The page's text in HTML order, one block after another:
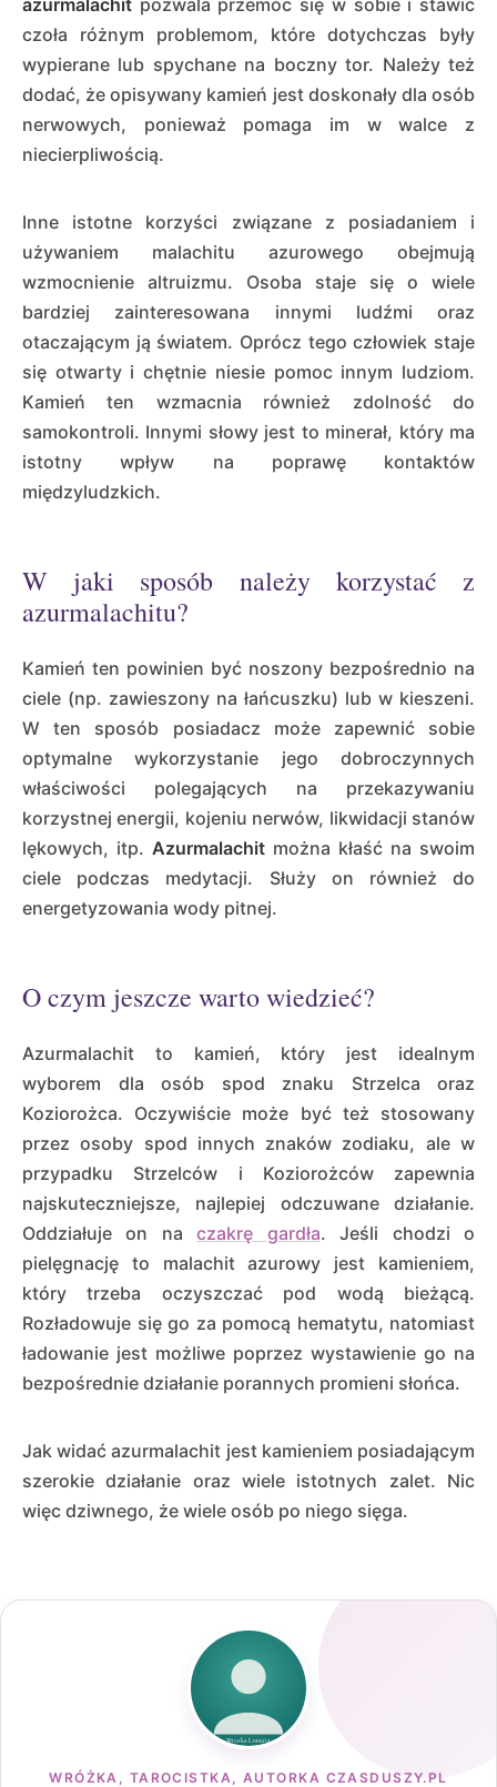
czoła różnym problemom, które dotychczas były
wypierane lub spychane na boczny tor. Należy też
dodać, że opisywany kamień jest doskonały dla osób
nerwowych, ponieważ pomaga im w walce z
niecierpliwością.
Inne istotne korzyści związane z posiadaniem i
używaniem malachitu azurowego obejmują
wzmocnienie altruizmu. Osoba staje się o wiele
bardziej zainteresowana innymi ludźmi oraz
otaczającym ją światem. Oprócz tego człowiek staje
się otwarty i chętnie niesie pomoc innym ludziom.
Kamień ten wzmacnia również zdolność do
samokontroli. Innymi słowy jest to minerał, który ma
istotny wpływ na poprawę kontaktów
międzyludzkich.
W jaki sposób należy korzystać z
azurmalachitu?
Kamień ten powinien być noszony bezpośrednio na
ciele (np. zawieszony na łańcuszku) lub w kieszeni.
W ten sposób posiadacz może zapewnić sobie
optymalne wykorzystanie jego dobroczynnych
właściwości polegających na przekazywaniu
korzystnej energii, kojeniu nerwów, likwidacji stanów
lękowych, itp. Azurmalachit można kłaść na swoim
ciele podczas medytacji. Służy on również do
energetyzowania wody pitnej.
O czym jeszcze warto wiedzieć?
Azurmalachit to kamień, który jest idealnym
wyborem dla osób spod znaku Strzelca oraz
Koziorożca. Oczywiście może być też stosowany
przez osoby spod innych znaków zodiaku, ale w
przypadku Strzelców i Koziorożców zapewnia
najskuteczniejsze, najlepiej odczuwane działanie.
Oddziałuje on naczakrę gardła. Jeśli chodzi o
pielęgnację to malachit azurowy jest kamieniem,
który trzeba oczyszczać pod wodą bieżącą.
Rozładowuje się go za pomocą hematytu, natomiast
ładowanie jest możliwe poprzez wystawienie go na
bezpośrednie działanie porannych promieni słońca.
Jak widać azurmalachit jest kamieniem posiadającym
szerokie działanie oraz wiele istotnych zalet. Nic
więc dziwnego, że wiele osób po niego sięga.
WRÓŻKA, TAROCISTKA, AUTORKA CZASDUSZY.PL